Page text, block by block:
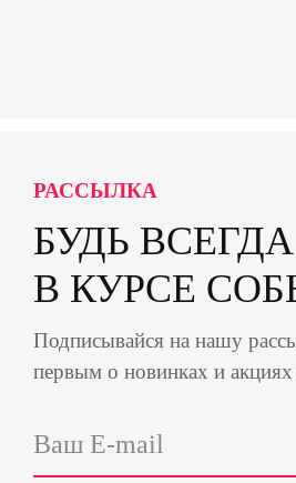
РАССЫЛКА
БУДЬ ВСЕГДА
В КУРСЕ
Подписывайся на нашу
первым о новинках и